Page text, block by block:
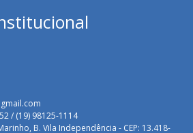
/ (19) 98125-1114
B. Vila Independência - CEP: 13.418-